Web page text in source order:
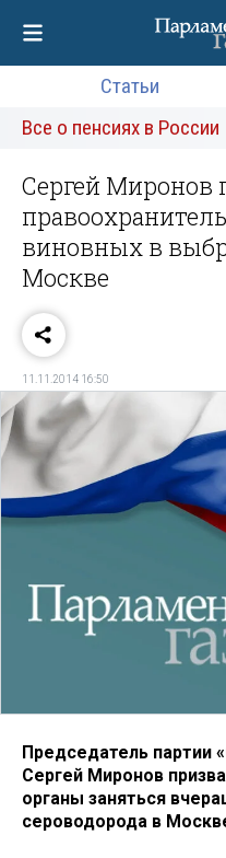
Статьи
Все о пенсиях в России
Сергей Миронов
виновных в
Москве
11.11.2014 16:50
Председатель партии
Сергей Миронов
органы заняться
сероводорода в